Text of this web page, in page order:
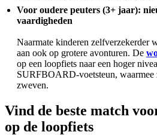
Voor oudere peuters (3+ jaar):
vaardigheden
Naarmate kinderen zelfverzekerder
aan ook op grotere avonturen. De
op een loopfiets naar een hoger
SURFBOARD-voetsteun, waarmee
zweven.
Vind de beste match
op de loopfiets